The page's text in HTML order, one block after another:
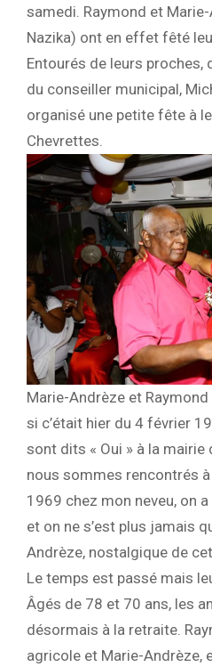
samedi. Raymond et
Nazika) ont en effet fêté
Entourés de leurs proches,
du conseiller municipal,
organisé une petite fête à
Chevrettes.
Marie-Andrèze et
si c’était hier du 4 février
sont dits « Oui » à la mairie
nous sommes rencontrés
1969 chez mon neveu, on
et on ne s’est plus jamais
Andrèze, nostalgique de
Le temps est passé mais
Âgés de 78 et 70 ans, les
désormais à la retraite.
agricole et Marie-Andrèze,